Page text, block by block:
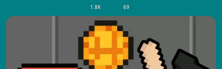
1.8K 69